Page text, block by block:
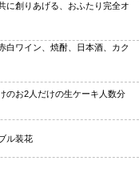
に創りあげる、おふたり完全オ
白ワイン、焼酎、日本酒、カク
のお2人だけの生ケーキ人数分
ル装花